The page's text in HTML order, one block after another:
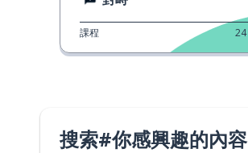
課程 24
搜索#你感興趣的內容